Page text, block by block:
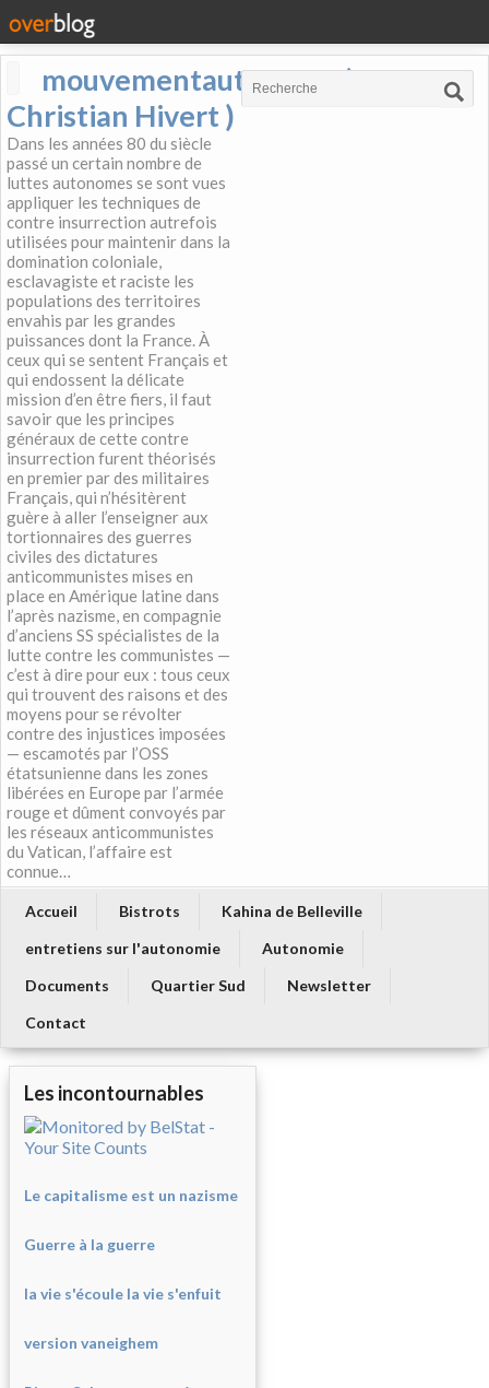
mouvementautonome (
Christian Hivert )
Dans les années 80 du siècle
passé un certain nombre de
luttes autonomes se sont vues
appliquer les techniques de
contre insurrection autrefois
utilisées pour maintenir dans la
domination coloniale,
esclavagiste et raciste les
populations des territoires
envahis par les grandes
puissances dont la France. À
ceux qui se sentent Français et
qui endossent la délicate
mission d’en être fiers, il faut
savoir que les principes
généraux de cette contre
insurrection furent théorisés
en premier par des militaires
Français, qui n’hésitèrent
guère à aller l’enseigner aux
tortionnaires des guerres
civiles des dictatures
anticommunistes mises en
place en Amérique latine dans
l’après nazisme, en compagnie
d’anciens SS spécialistes de la
lutte contre les communistes —
c’est à dire pour eux : tous ceux
qui trouvent des raisons et des
moyens pour se révolter
contre des injustices imposées
— escamotés par l’OSS
étatsunienne dans les zones
libérées en Europe par l’armée
rouge et dûment convoyés par
les réseaux anticommunistes
du Vatican, l’affaire est
connue…
Accueil Bistrots
Kahina de Belleville
entretiens sur l'autonomie
Autonomie
Documents
Quartier Sud
Newsletter
Contact
Les incontournables
Le capitalisme est un nazisme
Guerre à la guerre
la vie s'écoule la vie s'enfuit
version vaneighem